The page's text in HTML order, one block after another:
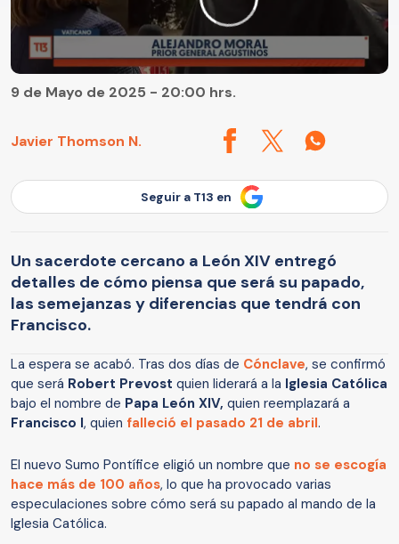
Javier Thomson N.
9 de Mayo de 2025 - 20:00 hrs.
Seguir a T13 en
Un sacerdote cercano a León XIV entregó
detalles de cómo piensa que será su papado,
las semejanzas y diferencias que tendrá con
Francisco.
La espera se acabó. Tras dos días de Cónclave, se confirmó
que será Robert Prevost quien liderará a la Iglesia Católica
bajo el nombre de Papa León XIV, quien reemplazará a
Francisco I, quien falleció el pasado 21 de abril.
El nuevo Sumo Pontífice eligió un nombre que no se escogía
hace más de 100 años, lo que ha provocado varias
especulaciones sobre cómo será su papado al mando de la
Iglesia Católica.